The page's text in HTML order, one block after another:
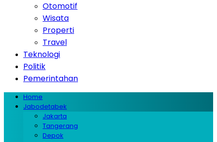
Otomotif
Wisata
Properti
Travel
Teknologi
Politik
Pemerintahan
Home
Jabodetabek
Jakarta
Tangerang
Depok